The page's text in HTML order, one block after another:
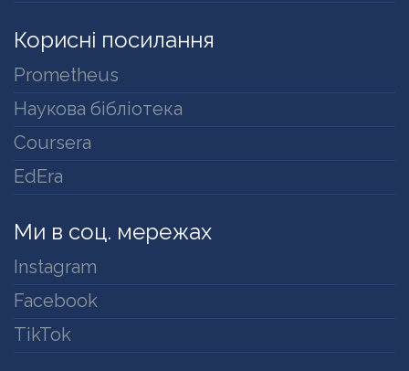
Корисні посилання
Prometheus
Наукова бібліотека
Coursera
EdEra
Ми в соц. мережах
Instagram
Facebook
TikTok